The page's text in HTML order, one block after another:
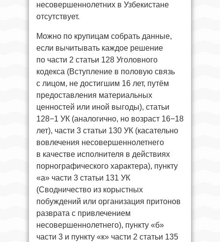
несовершеннолетних в Узбекистане
отсутствует.
Можно по крупицам собрать данные,
если вычитывать каждое решение
по части 2 статьи 128 Уголовного
кодекса (Вступление в половую связь
с лицом, не достигшим 16 лет, путём
предоставления материальных
ценностей или иной выгоды), статьи
128−1 УК (аналогично, но возраст 16−18
лет), части 3 статьи 130 УК (касательно
вовлечения несовершеннолетнего
в качестве исполнителя в действиях
порнографического характера), пункту
«а» части 3 статьи 131 УК
(Сводничество из корыстных
побуждений или организация притонов
разврата с привлечением
несовершеннолетнего), пункту «б»
части 3 и пункту «к» части 2 статьи 135